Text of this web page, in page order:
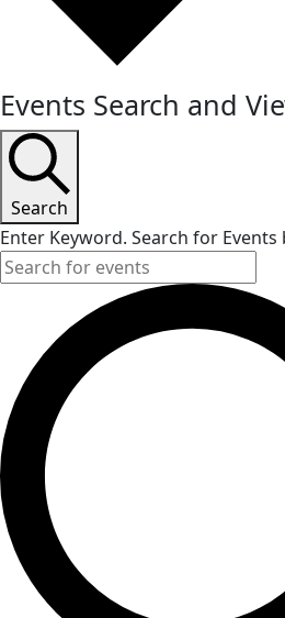
Events Search and
Search
Enter Keyword. Search for Events